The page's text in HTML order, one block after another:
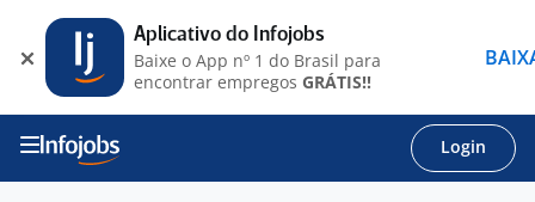
Login
Aplicativo do Infojobs
Baixe o App nº 1 do Brasil para
encontrar empregos GRÁTIS!!